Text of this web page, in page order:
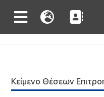
Κείμενο Θέσεων